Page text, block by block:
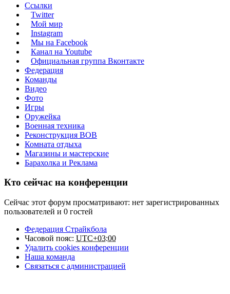
Ссылки
Twitter
Мой мир
Instagram
Мы на Facebook
Канал на Youtube
Официальная группа Вконтакте
Федерация
Команды
Видео
Фото
Игры
Оружейка
Военная техника
Реконструкция ВОВ
Комната отдыха
Магазины и мастерские
Барахолка и Реклама
Кто сейчас на конференции
Сейчас этот форум просматривают: нет зарегистрированных
пользователей и 0 гостей
Федерация Страйкбола
Часовой пояс: UTC+03:00
Удалить cookies конференции
Наша команда
Связаться с администрацией